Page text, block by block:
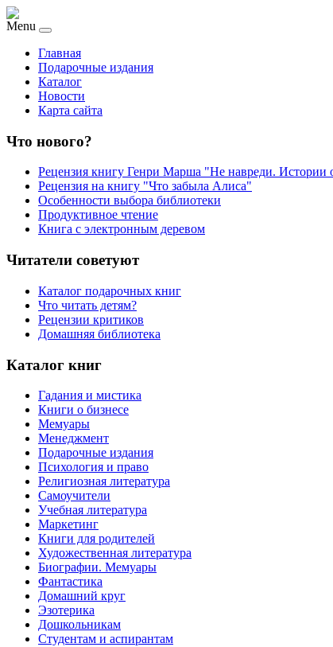
Menu
Главная
Подарочные издания
Каталог
Новости
Карта сайта
Что нового?
Рецензия книгу Генри Марша "Не навреди. Истории
Рецензия на книгу "Что забыла Алиса"
Особенности выбора библиотеки
Продуктивное чтение
Книга с электронным деревом
Читатели советуют
Каталог подарочных книг
Что читать детям?
Рецензии критиков
Домашняя библиотека
Каталог книг
Гадания и мистика
Книги о бизнесе
Мемуары
Менеджмент
Подарочные издания
Психология и право
Религиозная литература
Самоучители
Учебная литература
Маркетинг
Книги для родителей
Художественная литература
Биографии. Мемуары
Фантастика
Домашний круг
Эзотерика
Дошкольникам
Студентам и аспирантам